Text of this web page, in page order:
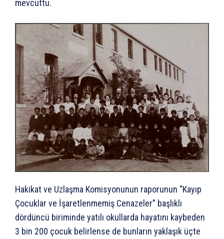
mevcuttu.
Hakikat ve Uzlaşma Komisyonunun raporunun “Kayıp
Çocuklar ve İşaretlenmemiş Cenazeler” başlıklı
dördüncü biriminde yatılı okullarda hayatını kaybeden
3 bin 200 çocuk belirlense de bunların yaklaşık üçte